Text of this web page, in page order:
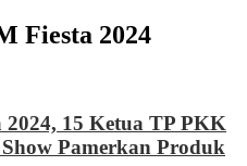
Fiesta 2024
15 Ketua TP PKK
Pamerkan Produk